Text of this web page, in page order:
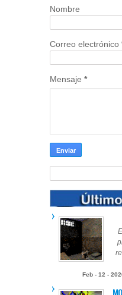
Nombre
Correo electrónico
Mensaje *
Feb - 12 -